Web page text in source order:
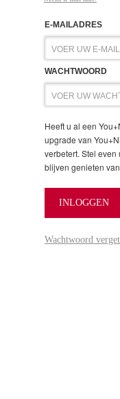
E-MAILADRES
WACHTWOORD
Heeft u al een
upgrade van
verbetert. Stel
blijven genieten
INLOGGEN
Wachtwoord